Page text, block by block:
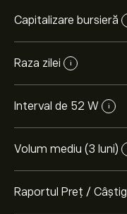
Capitalizare bursieră
Raza zilei i
Interval de 52 W i
Volum mediu (3 luni)
Raportul Preț / Câștig